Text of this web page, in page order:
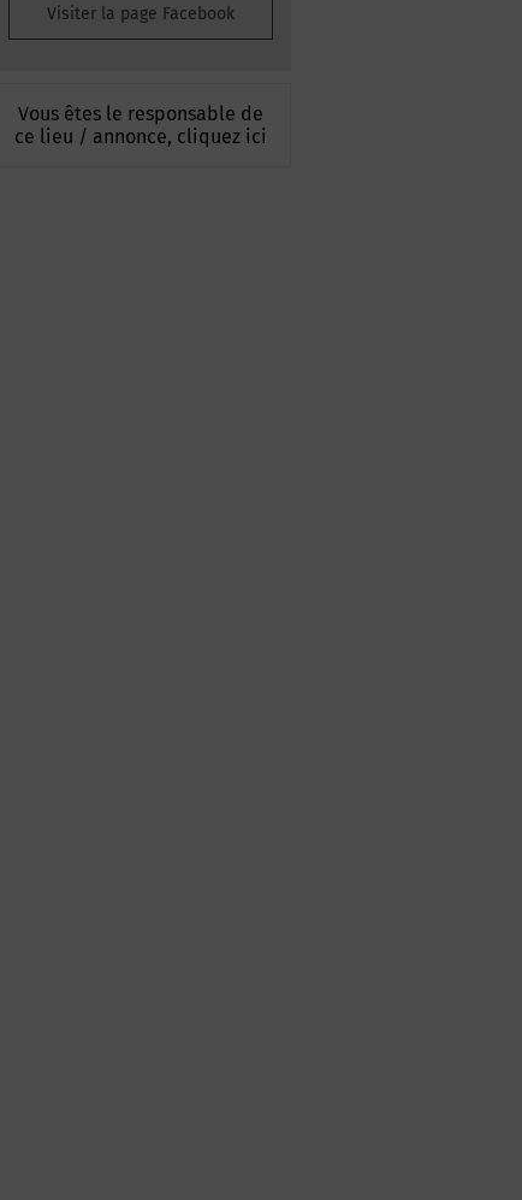
Visiter la page Facebook
Vous êtes le responsable de
ce lieu / annonce, cliquez ici